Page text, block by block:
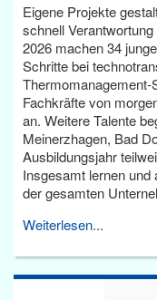
Eigene Projekte
schnell
2026 machen 34
Schritte bei
Thermomanagement-
Fachkräfte von
an. Weitere Talente
Meinerzhagen, Bad
Ausbildungsjahr
Insgesamt lernen und
der gesamten
Weiterlesen...